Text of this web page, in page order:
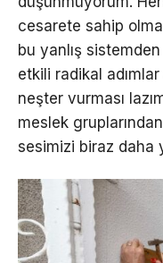
cesarete sahip
bu yanlış
etkili radikal
neşter vurması
meslek
sesimizi biraz daha